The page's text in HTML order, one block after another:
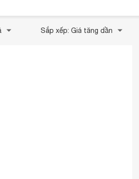
Sắp xếp: Giá tăng dần